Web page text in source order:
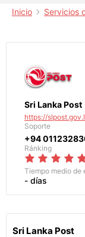
Inicio Servicios
Sri Lanka Post
https://
Soporte
+94
Ránking
Tiempo medio de
- días
Sri Lanka Post